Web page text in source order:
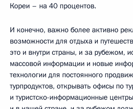
Кореи – на 40 процентов.
И конечно, важно более активно
возможности для отдыха и
это и внутри страны, и за рубежом,
массовой информации и новые
технологии для постоянного
турпродуктов, открывать офисы по
и туристско-информационные